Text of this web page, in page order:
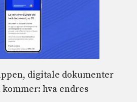
digitale dokumenter
hva endres